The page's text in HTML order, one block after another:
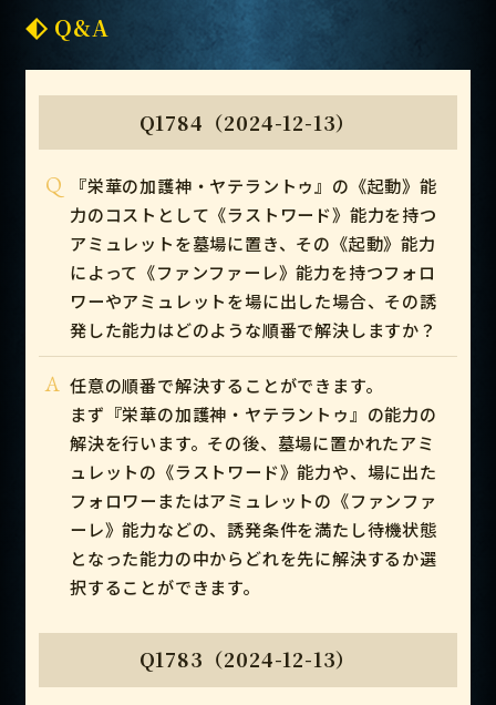
Q&A
Q1784（2024-12-13）
Q
『栄華の加護神・ヤテラントゥ』の《起動》能
力のコストとして《ラストワード》能力を持つ
アミュレットを墓場に置き、その《起動》能力
によって《ファンファーレ》能力を持つフォロ
ワーやアミュレットを場に出した場合、その誘
発した能力はどのような順番で解決しますか？
A 任意の順番で解決することができます。
まず『栄華の加護神・ヤテラントゥ』の能力の
解決を行います。その後、墓場に置かれたアミ
ュレットの《ラストワード》能力や、場に出た
フォロワーまたはアミュレットの《ファンファ
ーレ》能力などの、誘発条件を満たし待機状態
となった能力の中からどれを先に解決するか選
択することができます。
Q1783（2024-12-13）